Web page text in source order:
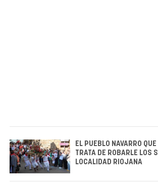
EL PUEBLO NAVARRO
TRATA DE ROBARLE LOS
LOCALIDAD RIOJANA